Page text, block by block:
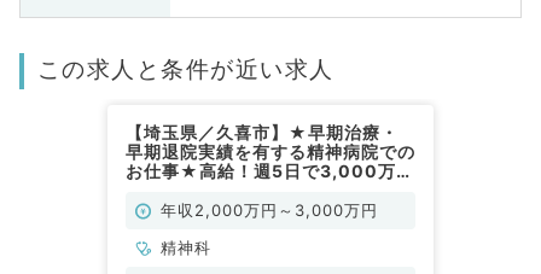
この求人と条件が近い求人
【埼玉県／久喜市】★早期治療・
早期退院実績を有する精神病院での
お仕事★高給！週5日で3,000万円
医も取得可能◎保育室完備で安心♪
勤）
年収2,000万円～3,000万円
精神科